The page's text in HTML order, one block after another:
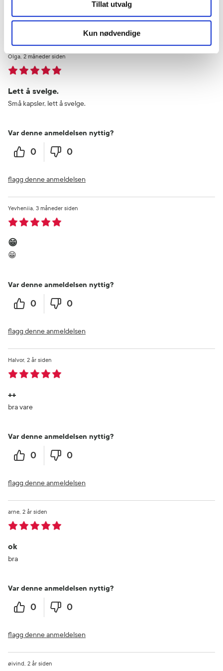
Tillat utvalg
Kun nødvendige
Lett å svelge.
2 måneder siden
Olga
Små kapsler, lett å svelge.
Var denne anmeldelsen nyttig?
0 0
flagg denne anmeldelsen
😁
3 måneder siden
Yevheniia
😁
Var denne anmeldelsen nyttig?
0 0
flagg denne anmeldelsen
++
2 år siden
Halvor
bra vare
Var denne anmeldelsen nyttig?
0 0
flagg denne anmeldelsen
ok
2 år siden
arne
bra
Var denne anmeldelsen nyttig?
0 0
flagg denne anmeldelsen
2 år siden
øivind